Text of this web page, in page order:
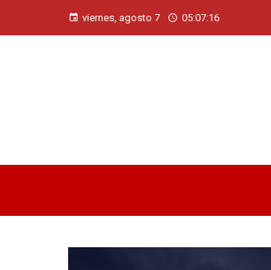
viernes, agosto 7 05:07:18